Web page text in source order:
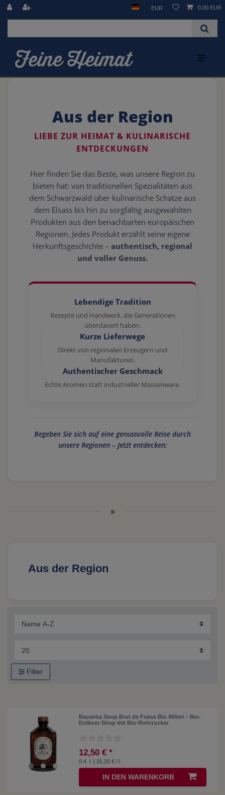
EUR 0,00 EUR
☰
Aus der Region
LIEBE ZUR HEIMAT & KULINARISCHE
ENTDECKUNGEN
Hier finden Sie das Beste, was unsere Region zu
bieten hat: von traditionellen Spezialitäten aus
dem Schwarzwald über kulinarische Schätze aus
dem Elsass bis hin zu sorgfältig ausgewählten
Produkten aus den benachbarten europäischen
Regionen. Jedes Produkt erzählt seine eigene
Herkunftsgeschichte – authentisch, regional
und voller Genuss.
Lebendige Tradition
Rezepte und Handwerk, die Generationen
überdauert haben.
Kurze Lieferwege
Direkt von regionalen Erzeugern und
Manufakturen.
Authentischer Geschmack
Echte Aromen statt industrieller Massenware.
Begeben Sie sich auf eine genussvolle Reise durch
unsere Regionen – Jetzt entdecken:
Aus der Region
Filter
Bacanha Sirop Brut de Fraise Bio 400ml – Bio-
Erdbeer-Sirup mit Bio-Rohrzucker
12,50 € *
0.4 l | 31,25 € / l
IN DEN WARENKORB